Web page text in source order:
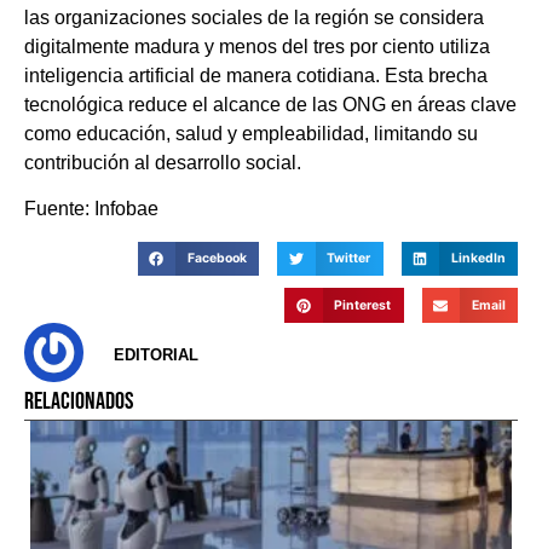
las organizaciones sociales de la región se considera
digitalmente madura y menos del tres por ciento utiliza
inteligencia artificial de manera cotidiana. Esta brecha
tecnológica reduce el alcance de las ONG en áreas clave
como educación, salud y empleabilidad, limitando su
contribución al desarrollo social.
Fuente: Infobae
Facebook Twitter LinkedIn
Pinterest Email
EDITORIAL
RELACIONADOS